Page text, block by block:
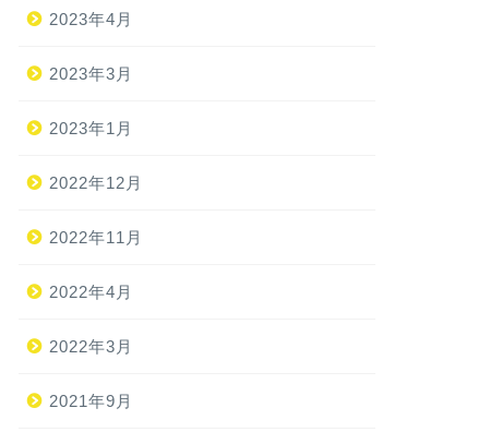
2023年4月
2023年3月
2023年1月
2022年12月
2022年11月
2022年4月
2022年3月
2021年9月